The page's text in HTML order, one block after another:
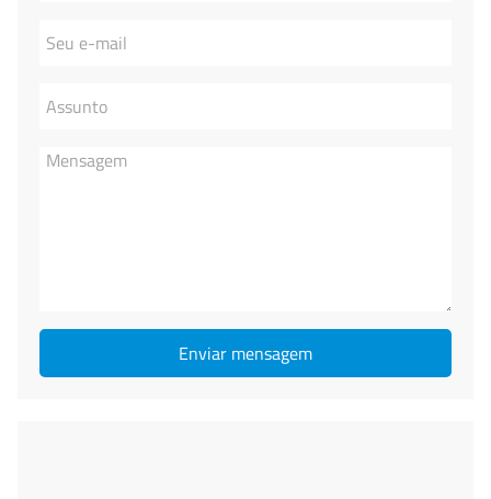
Enviar mensagem